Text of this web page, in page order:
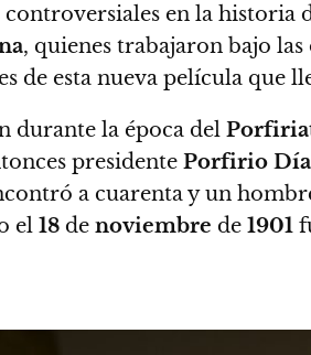
controversiales en la historia
, quienes trabajaron bajo
de esta nueva película que
durante la época del
presidente Porfirio
a cuarenta y un
el 18 de noviembre de 1901